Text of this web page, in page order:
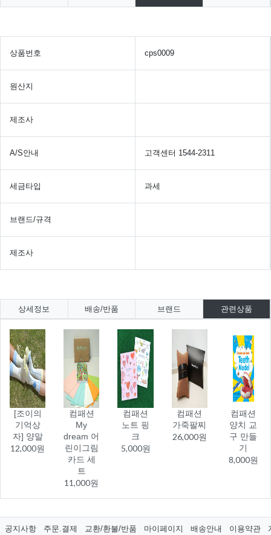
상품번호 cps0009
원산지
제조사
A/S안내 고객센터 1544-2311
세금타입 과세
브랜드/규격
제조사
상세정보 배송/반품 브랜드 관련상품
[조이의
기억상
자] 양말
12,000원
컴패션
My
dream 어
린이그림
카드 세
트
11,000원
컴패션
노트 핑
크
5,000원
컴패션
가죽팔찌
26,000원
컴패션
양치 교
구 만들
기
8,000원
공지사항 주문.결제 교환/환불/반품 마이페이지 배송안내 이용약관